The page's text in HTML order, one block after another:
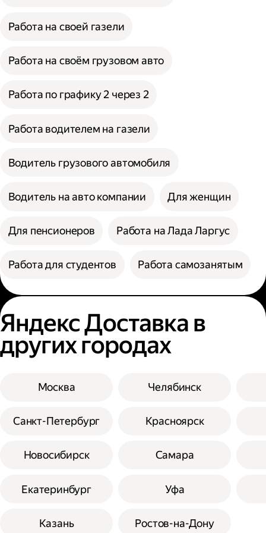
Работа на своей газели
Работа на своём грузовом авто
Работа по графику 2 через 2
Работа водителем на газели
Водитель грузового автомобиля
Водитель на авто компании Для женщин
Для пенсионеров Работа на Лада Ларгус
Работа для студентов Работа самозанятым
Яндекс Доставка в
других городах
Москва
Санкт-Петербург
Новосибирск
Екатеринбург
Казань
Челябинск
Красноярск
Самара
Уфа
Ростов-на-Дону